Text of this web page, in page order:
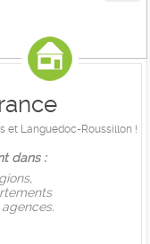
et Languedoc-Roussillon !
dans :
agences.